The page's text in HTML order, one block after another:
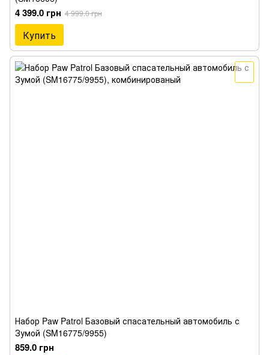
4 399.0 грн 4 999.0 грн
Купить
Набор Paw Patrol Базовый спасательный автомобиль с
Зумой (SM16775/9955)
859.0 грн